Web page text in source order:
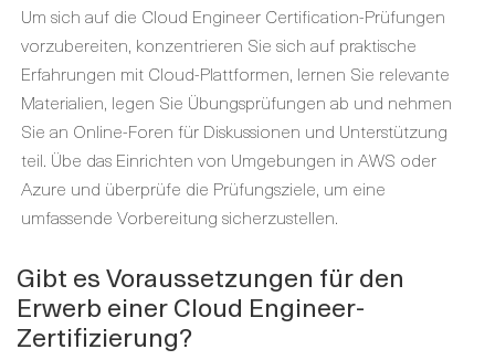
Um sich auf die Cloud Engineer Certification-Prüfungen
vorzubereiten, konzentrieren Sie sich auf praktische
Erfahrungen mit Cloud-Plattformen, lernen Sie relevante
Materialien, legen Sie Übungsprüfungen ab und nehmen
Sie an Online-Foren für Diskussionen und Unterstützung
teil. Übe das Einrichten von Umgebungen in AWS oder
Azure und überprüfe die Prüfungsziele, um eine
umfassende Vorbereitung sicherzustellen.
Gibt es Voraussetzungen für den
Erwerb einer Cloud Engineer-
Zertifizierung?